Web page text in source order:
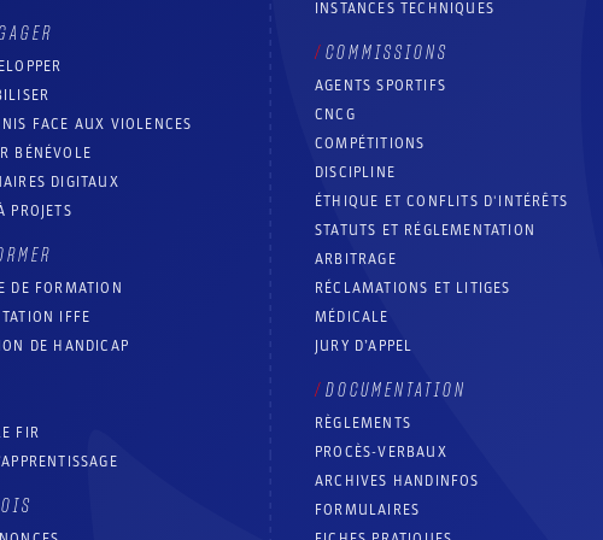
FACE AUX VIOLENCES
BÉNÉVOLE
DIGITAUX
PROJETS
DE FORMATION
IFFE
DE HANDICAP
FIR
INSTANCES TECHNIQUES
COMMISSIONS
AGENTS SPORTIFS
CNCG
COMPÉTITIONS
DISCIPLINE
ÉTHIQUE ET CONFLITS D'INTÉRÊTS
STATUTS ET RÉGLEMENTATION
ARBITRAGE
RÉCLAMATIONS ET LITIGES
MÉDICALE
JURY D’APPEL
DOCUMENTATION
RÈGLEMENTS
PROCÈS-VERBAUX
ARCHIVES HANDINFOS
FORMULAIRES